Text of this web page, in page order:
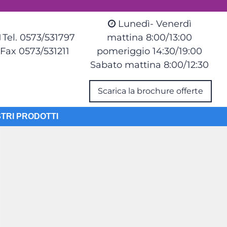
Tel. 0573/531797
Fax 0573/531211
Lunedì- Venerdì
mattina 8:00/13:00
pomeriggio 14:30/19:00
Sabato mattina 8:00/12:30
Scarica la brochure offerte
PRODOTTI